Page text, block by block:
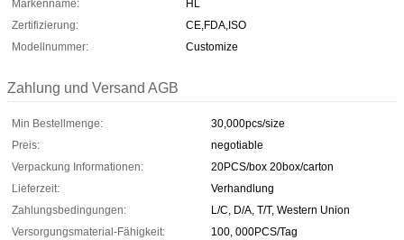
Markenname:
HL
Zertifizierung:
CE,FDA,ISO
Modellnummer:
Customize
Zahlung und Versand AGB
Min Bestellmenge:
30,000pcs/size
Preis:
negotiable
Verpackung Informationen:
20PCS/box 20box/carton
Lieferzeit:
Verhandlung
Zahlungsbedingungen:
L/C, D/A, T/T, Western Union
Versorgungsmaterial-Fähigkeit:
100, 000PCS/Tag